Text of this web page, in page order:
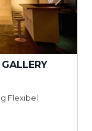
Flexibel